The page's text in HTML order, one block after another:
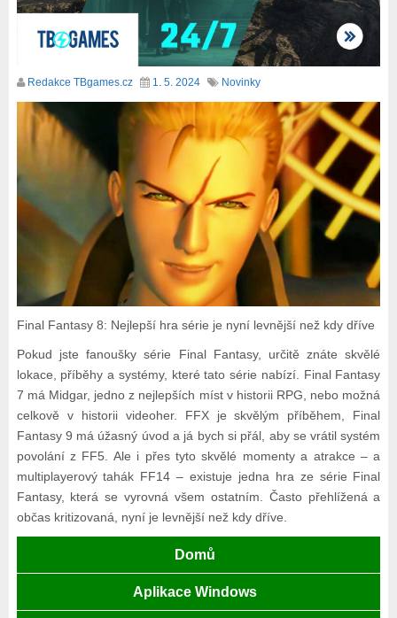
Redakce TBgames.cz 1. 5. 2024 Novinky
Final Fantasy 8: Nejlepší hra série je nyní levnější než kdy dříve
Pokud jste fanoušky série Final Fantasy, určitě znáte skvělé
lokace, příběhy a systémy, které tato série nabízí. Final Fantasy
7 má Midgar, jedno z nejlepších míst v historii RPG, nebo možná
celkově v historii videoher. FFX je skvělým příběhem, Final
Fantasy 9 má úžasný úvod a já bych si přál, aby se vrátil systém
povolání z FF5. Ale i přes tyto skvělé momenty a atrakce – a
multiplayerový tahák FF14 – existuje jedna hra ze série Final
Fantasy, která se vyrovná všem ostatním. Často přehlížená a
občas kritizovaná, nyní je levnější než kdy dříve.
Domů
Aplikace Windows